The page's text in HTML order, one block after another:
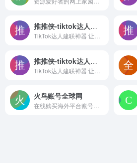
推推侠-tiktok达人建联
推推侠-tiktok达人建联
火鸟账号全球网